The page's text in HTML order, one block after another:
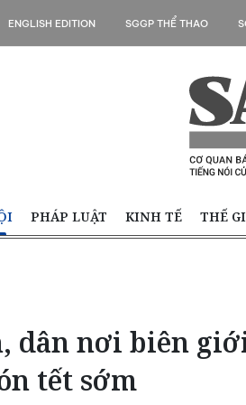
ENGLISH EDITION SGGP THỂ THAO
PHÁP LUẬT KINH TẾ THẾ
dân nơi biên
tết sớm